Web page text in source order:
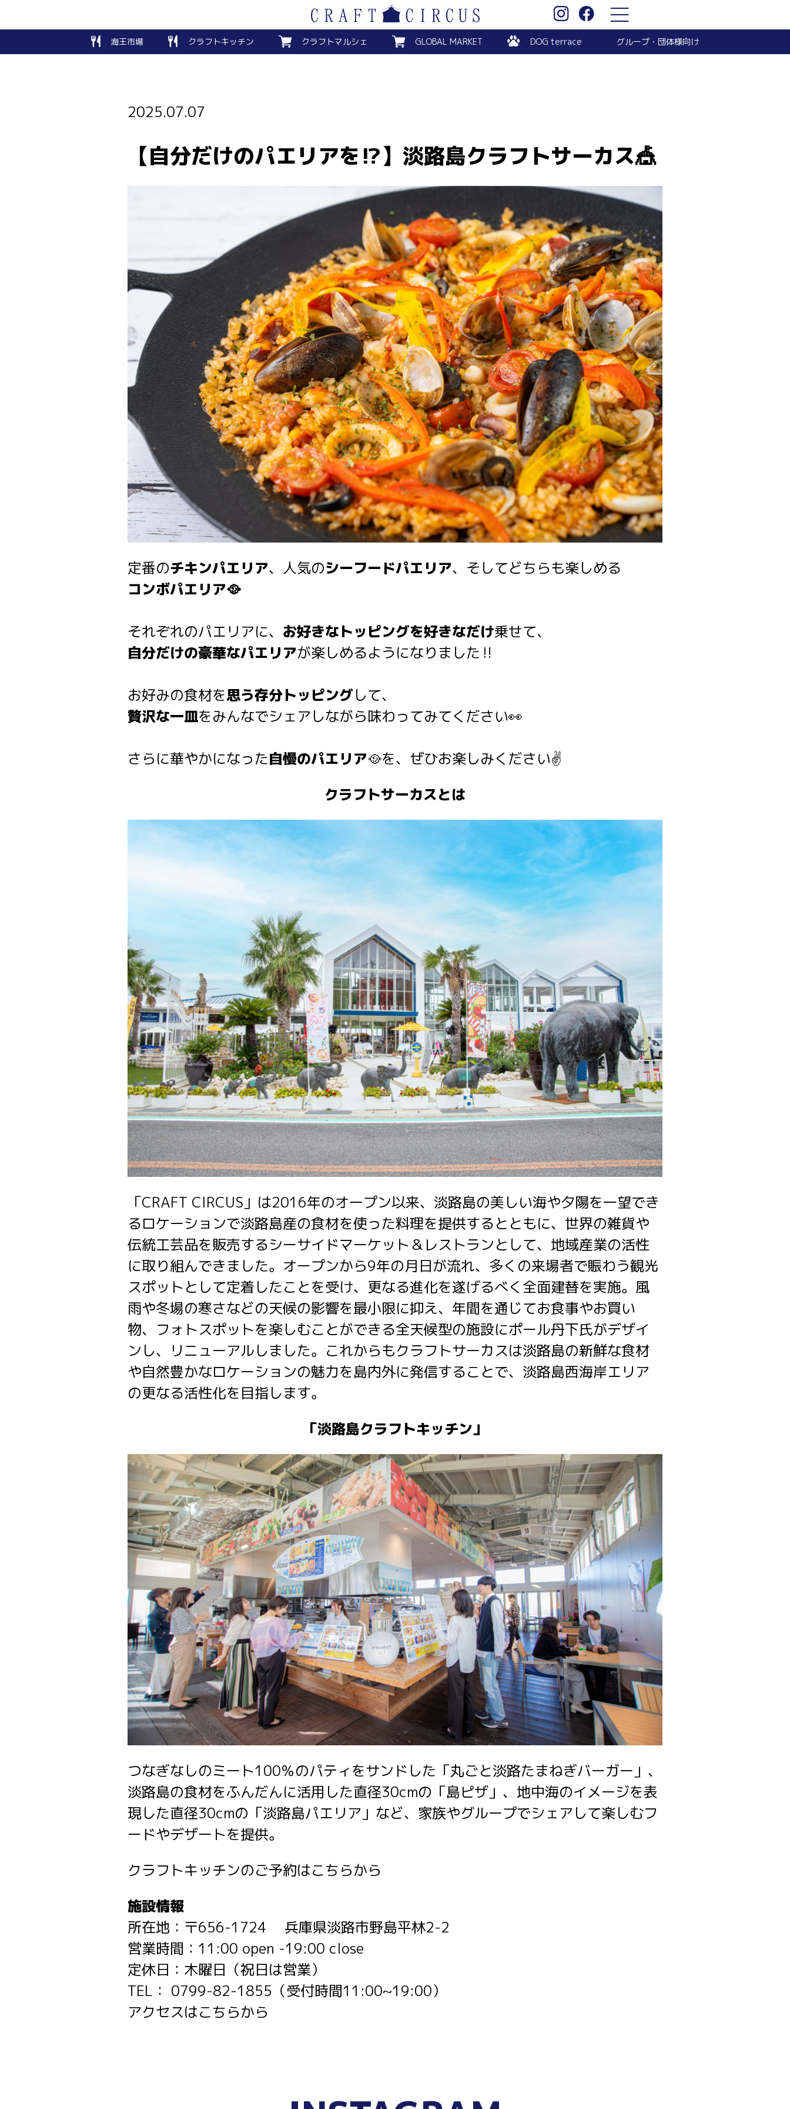
海王市場 クラフトキッチン クラフトマルシェ GLOBAL MARKET DOG terrace グループ・団体様向け
2025.07.07
【自分だけのパエリアを⁉️】淡路島クラフトサーカス🎪
定番のチキンパエリア、人気のシーフードパエリア、そしてどちらも楽しめる
コンボパエリア🥘
それぞれのパエリアに、 お好きなトッピングを好きなだけ乗せて、
自分だけの豪華なパエリアが楽しめるようになりました‼️
お好みの食材を思う存分トッピングして、
贅沢な一皿をみんなでシェアしながら味わってみてください👀
さらに華やかになった自慢のパエリア🥘を、ぜひお楽しみください✌️
クラフトサーカスとは
「CRAFT CIRCUS」は2016年のオープン以来、淡路島の美しい海や夕陽を一望でき
るロケーションで淡路島産の食材を使った料理を提供するとともに、世界の雑貨や
伝統工芸品を販売するシーサイドマーケット＆レストランとして、地域産業の活性
に取り組んできました。オープンから9年の月日が流れ、多くの来場者で賑わう観光
スポットとして定着したことを受け、更なる進化を遂げるべく全面建替を実施。風
雨や冬場の寒さなどの天候の影響を最小限に抑え、年間を通じてお食事やお買い
物、フォトスポットを楽しむことができる全天候型の施設にポール丹下氏がデザイ
ンし、リニューアルしました。これからもクラフトサーカスは淡路島の新鮮な食材
や自然豊かなロケーションの魅力を島内外に発信することで、淡路島西海岸エリア
の更なる活性化を目指します。
「淡路島クラフトキッチン」
つなぎなしのミート100％のパティをサンドした「丸ごと淡路たまねぎバーガー」、
淡路島の食材をふんだんに活用した直径30cmの「島ピザ」、地中海のイメージを表
現した直径30cmの「淡路島パエリア」など、家族やグループでシェアして楽しむフ
ードやデザートを提供。
クラフトキッチンのご予約はこちらから
施設情報
所在地：〒656-1724 兵庫県淡路市野島平林2-2
営業時間：11:00 open -19:00 close
定休日：木曜日（祝日は営業）
TEL： 0799-82-1855（受付時間11:00~19:00）
アクセスはこちらから